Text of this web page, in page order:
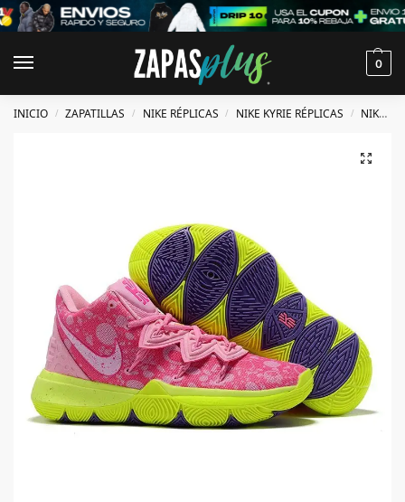
0
INICIO / ZAPATILLAS / NIKE RÉPLICAS / NIKE KYRIE RÉPLICAS / NIKE KYRIE 5 RÉPLICAS